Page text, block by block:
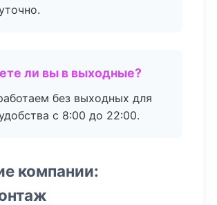
ли вы в выходные?
без выходных для
с 8:00 до 22:00.
компании: